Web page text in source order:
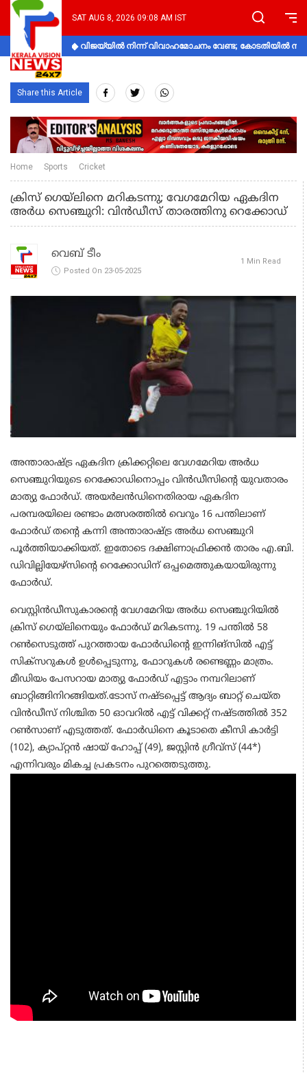
SAT AUG 8, 2026 09:08 AM IST
വിജയ്‌യിൽ നിന്ന് വിവാഹമോചനം വേണ്ട; കോടതിയിൽ
Share this Article
Home Sports Cricket
ക്രിസ് ഗെയ്ലിനെ മറികടന്നു; വേഗമേറിയ ഏകദിന
അർധ സെഞ്ചുറി: വിൻഡീസ് താരത്തിനു റെക്കോഡ്
വെബ് ടീം
Posted On 23-05-2025
1 Min Read
അന്താരാഷ്ട്ര ഏകദിന ക്രിക്കറ്റിലെ വേഗമേറിയ അർധ
സെഞ്ചുറിയുടെ റെക്കോഡിനൊപ്പം വിൻഡീസിന്‍റെ യുവതാരം
മാത്യു ഫോർഡ്. അയർലൻഡിനെതിരായ ഏകദിന
പരമ്പരയിലെ രണ്ടാം മത്സരത്തിൽ വെറും 16 പന്തിലാണ്
ഫോർഡ് തന്‍റെ കന്നി അന്താരാഷ്ട്ര അർധ സെഞ്ചുറി
പൂർത്തിയാക്കിയത്. ഇതോടെ ദക്ഷിണാഫ്രിക്കൻ താരം എ.ബി.
ഡിവില്ലിയേഴ്സിന്‍റെ റെക്കോഡിന് ഒപ്പമെത്തുകയായിരുന്നു
ഫോർഡ്.
വെസ്റ്റിൻഡീസുകാരന്‍റെ വേഗമേറിയ അർധ സെഞ്ചുറിയിൽ
ക്രിസ് ഗെയ്ലിനെയും ഫോർഡ് മറികടന്നു. 19 പന്തിൽ 58
റൺസെടുത്ത് പുറത്തായ ഫോർഡിന്‍റെ ഇന്നിങ്സിൽ എട്ട്
സിക്സറുകൾ ഉൾപ്പെടുന്നു, ഫോറുകൾ രണ്ടെണ്ണം മാത്രം.
മീഡിയം പേസറായ മാത്യു ഫോർഡ് എട്ടാം നമ്പറിലാണ്
ബാറ്റിങ്ങിനിറങ്ങിയത്.ടോസ് നഷ്ടപ്പെട്ട് ആദ്യം ബാറ്റ് ചെയ്ത
വിൻഡീസ് നിശ്ചിത 50 ഓവറിൽ എട്ട് വിക്കറ്റ് നഷ്ടത്തിൽ 352
റൺസാണ് എടുത്തത്. ഫോർഡിനെ കൂടാതെ കീസി കാർട്ടി
(102), ക്യാപ്റ്റൻ ഷായ് ഹോപ്പ് (49), ജസ്റ്റിൻ ഗ്രീവ്സ് (44*)
എന്നിവരും മികച്ച പ്രകടനം പുറത്തെടുത്തു.